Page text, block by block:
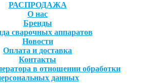
РАСПРОДАЖА
О нас
Бренды
сварочных аппаратов
Новости
Оплата и доставка
Контакты
в отношении обработки
данных